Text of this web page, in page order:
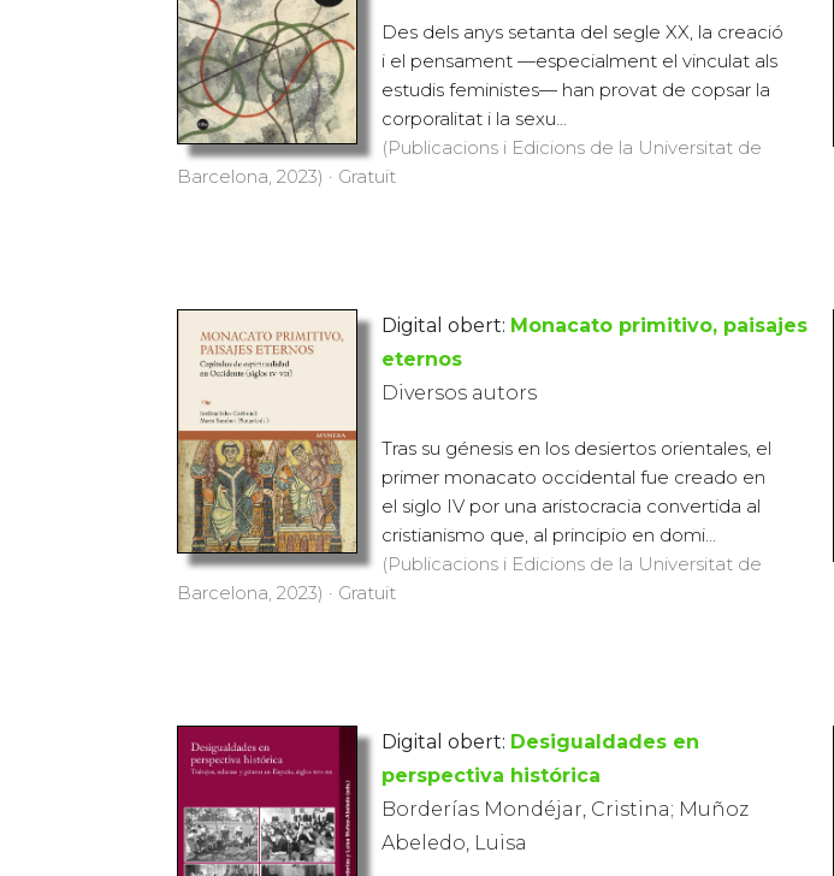
Des dels anys setanta del segle XX, la creació
i el pensament —especialment el vinculat als
estudis feministes— han provat de copsar la
corporalitat i la sexu...
(Publicacions i Edicions de la Universitat de
Barcelona, 2023) · Gratuït
Digital obert: Monacato primitivo, paisajes
eternos
Diversos autors
Tras su génesis en los desiertos orientales, el
primer monacato occidental fue creado en
el siglo IV por una aristocracia convertida al
cristianismo que, al principio en domi...
(Publicacions i Edicions de la Universitat de
Barcelona, 2023) · Gratuït
Digital obert: Desigualdades en
perspectiva histórica
Borderías Mondéjar, Cristina; Muñoz
Abeledo, Luisa